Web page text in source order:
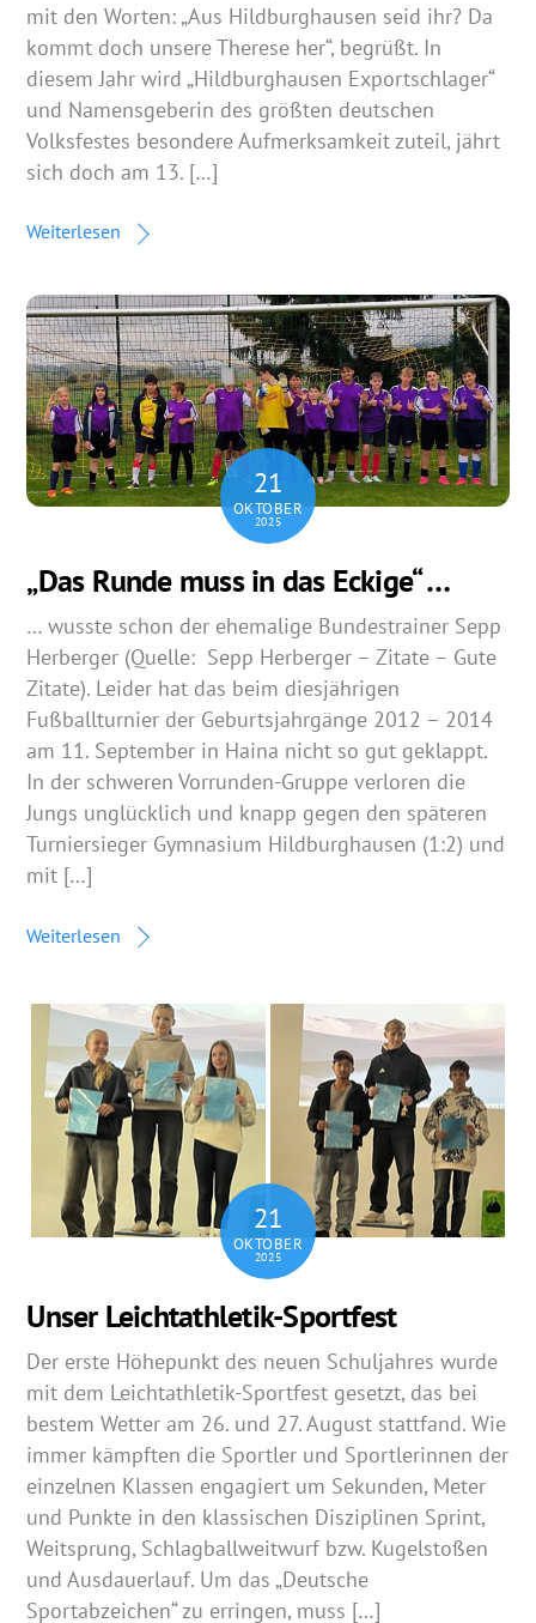
mit den Worten: „Aus Hildburghausen seid ihr? Da
kommt doch unsere Therese her“, begrüßt. In
diesem Jahr wird „Hildburghausen Exportschlager“
und Namensgeberin des größten deutschen
Volksfestes besondere Aufmerksamkeit zuteil, jährt
sich doch am 13. […]
Weiterlesen
21
OKTOBER
2025
„Das Runde muss in das Eckige“ …
… wusste schon der ehemalige Bundestrainer Sepp
Herberger (Quelle: Sepp Herberger – Zitate – Gute
Zitate). Leider hat das beim diesjährigen
Fußballturnier der Geburtsjahrgänge 2012 – 2014
am 11. September in Haina nicht so gut geklappt.
In der schweren Vorrunden-Gruppe verloren die
Jungs unglücklich und knapp gegen den späteren
Turniersieger Gymnasium Hildburghausen (1:2) und
mit […]
Weiterlesen
21
OKTOBER
2025
Unser Leichtathletik-Sportfest
Der erste Höhepunkt des neuen Schuljahres wurde
mit dem Leichtathletik-Sportfest gesetzt, das bei
bestem Wetter am 26. und 27. August stattfand. Wie
immer kämpften die Sportler und Sportlerinnen der
einzelnen Klassen engagiert um Sekunden, Meter
und Punkte in den klassischen Disziplinen Sprint,
Weitsprung, Schlagballweitwurf bzw. Kugelstoßen
und Ausdauerlauf. Um das „Deutsche
Sportabzeichen“ zu erringen, muss […]